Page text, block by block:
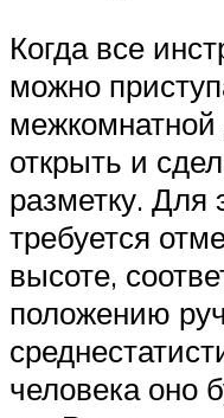
Когда все
можно
межкомнатной
открыть и
разметку. Для
требуется
высоте,
положению
человека оно